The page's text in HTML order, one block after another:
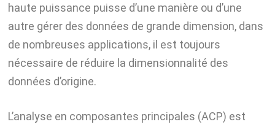
haute puissance puisse d’une manière ou d’une
autre gérer des données de grande dimension, dans
de nombreuses applications, il est toujours
nécessaire de réduire la dimensionnalité des
données d’origine.
L’analyse en composantes principales (ACP) est